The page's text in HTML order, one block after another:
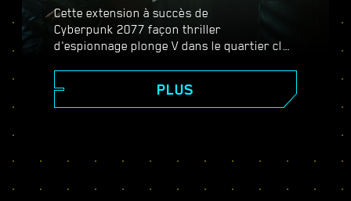
Cette extension à succès de
Cyberpunk 2077 façon thriller
d'espionnage plonge V dans le quartier clos
histoire haletante pleine de
rebondissements où vos décisions
Relic, effectuez des missions dans un
contrats électrisants et bien plus encore !
PLUS